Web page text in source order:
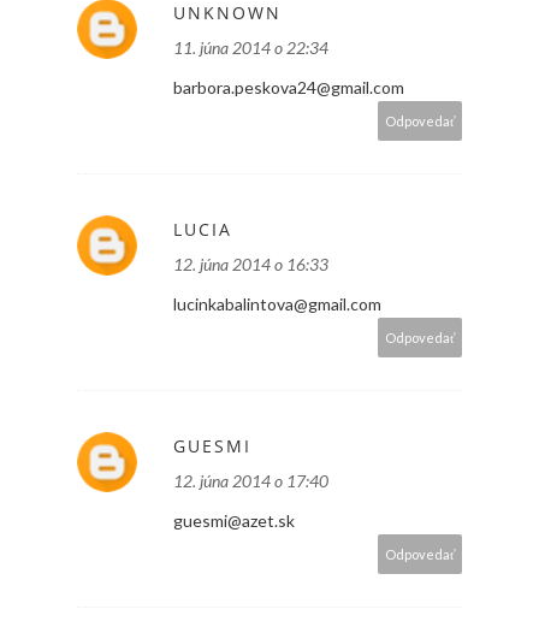
UNKNOWN
11. júna 2014 o 22:34
barbora.peskova24@gmail.com
Odpovedať
LUCIA
12. júna 2014 o 16:33
lucinkabalintova@gmail.com
Odpovedať
GUESMI
12. júna 2014 o 17:40
guesmi@azet.sk
Odpovedať